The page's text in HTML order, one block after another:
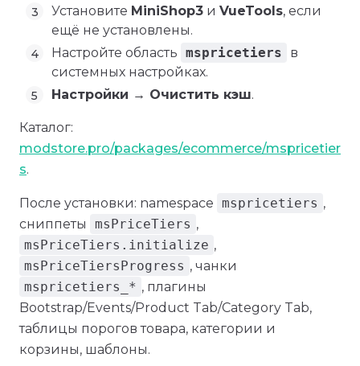
Установите MiniShop3 и VueTools, если
ещё не установлены.
Настройте область mspricetiers
в
системных настройках.
Настройки → Очистить кэш.
Каталог:
modstore.pro/packages/ecommerce/mspricetier
s.
После установки: namespace mspricetiers ,
сниппеты
msPriceTiers ,
msPriceTiers.initialize ,
msPriceTiersProgress , чанки
mspricetiers_* , плагины
Bootstrap/Events/Product Tab/Category Tab,
таблицы порогов товара, категории и
корзины, шаблоны.